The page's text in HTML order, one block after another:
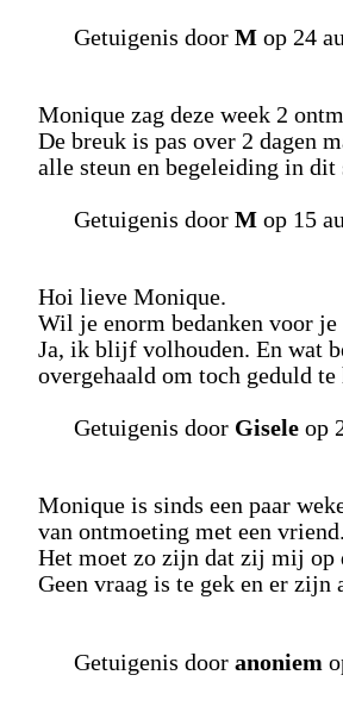
Getuigenis door M op 24
Monique zag deze week 2
De breuk is pas over 2 dagen
alle steun en begeleiding in dit
Getuigenis door M op 15
Hoi lieve Monique.
Wil je enorm bedanken voor
Ja, ik blijf volhouden. En wat
overgehaald om toch geduld
Getuigenis door Gisele op
Monique is sinds een paar
van ontmoeting met een vriend.
Het moet zo zijn dat zij mij op
Geen vraag is te gek en er
Getuigenis door anoniem